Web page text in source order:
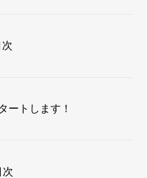
ートします！
次